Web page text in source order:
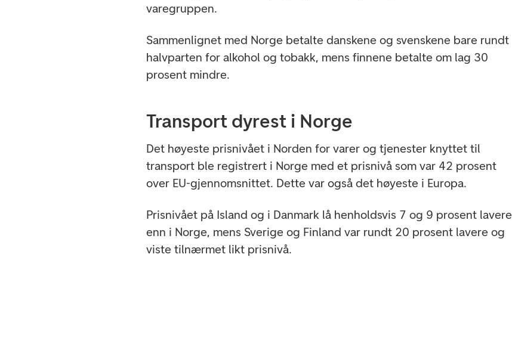
varegruppen.
Sammenlignet med Norge betalte danskene og svenskene bare rundt
halvparten for alkohol og tobakk, mens finnene betalte om lag 30
prosent mindre.
Transport dyrest i Norge
Det høyeste prisnivået i Norden for varer og tjenester knyttet til
transport ble registrert i Norge med et prisnivå som var 42 prosent
over EU-gjennomsnittet. Dette var også det høyeste i Europa.
Prisnivået på Island og i Danmark lå henholdsvis 7 og 9 prosent lavere
enn i Norge, mens Sverige og Finland var rundt 20 prosent lavere og
viste tilnærmet likt prisnivå.